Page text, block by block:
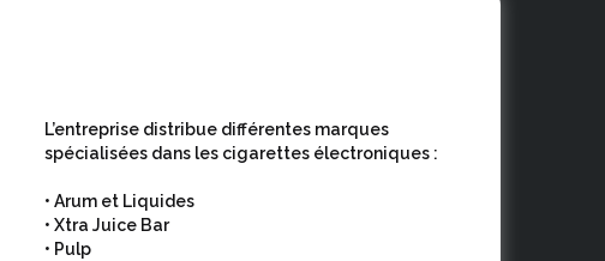
L’entreprise distribue différentes marques
spécialisées dans les cigarettes électroniques :
• Arum et Liquides
• Xtra Juice Bar
• Pulp